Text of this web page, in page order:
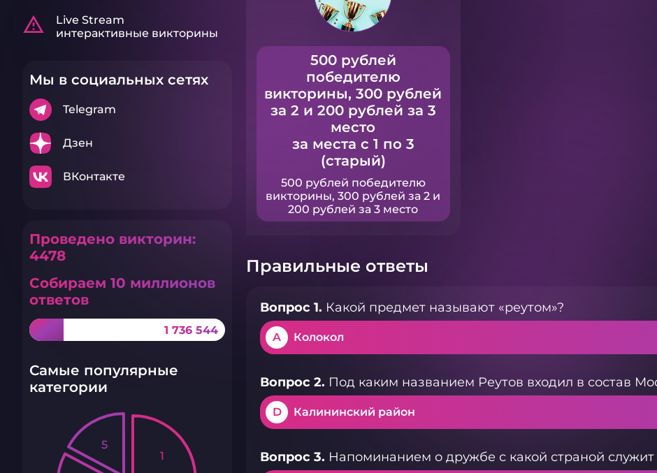
warning_amber
Live Stream
интерактивные викторины
Мы в социальных сетях
Telegram
Дзен
ВКонтакте
Проведено викторин:
4478
Собираем 10 миллионов
ответов
1 736 544
Самые популярные
категории
1
5
500 рублей
победителю
викторины, 300 рублей
за 2 и 200 рублей за 3
место
за места с 1 по 3
(старый)
500 рублей победителю
викторины, 300 рублей за 2 и
200 рублей за 3 место
Правильные ответы
Вопрос 1. Какой предмет называют «реутом»?
A Колокол
Вопрос 2. Под каким названием Реутов входил в состав
D Калининский район
Вопрос 3. Напоминанием о дружбе с какой страной служит